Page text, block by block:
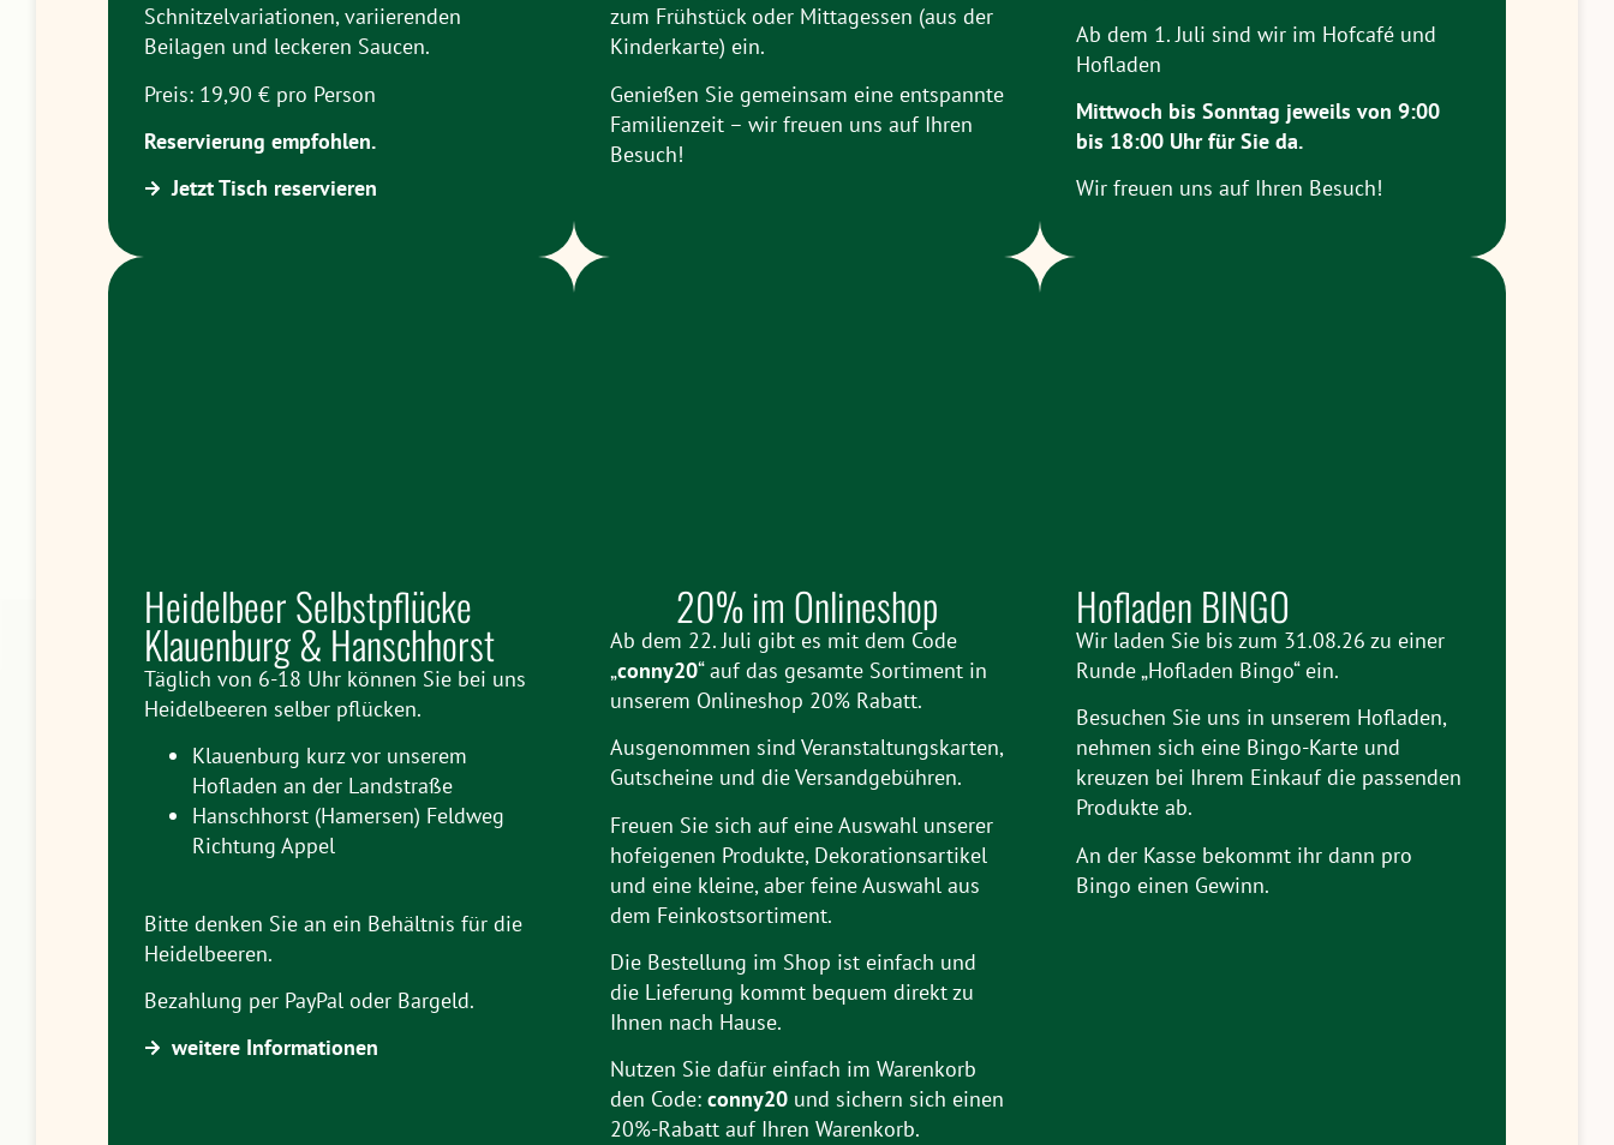
Schnitzelvariationen, variierenden
Beilagen und leckeren Saucen.
Preis: 19,90 € pro Person
Reservierung empfohlen.
Jetzt Tisch reservieren
zum Frühstück oder Mittagessen (aus der
Kinderkarte) ein.
Genießen Sie gemeinsam eine entspannte
Familienzeit – wir freuen uns auf Ihren
Besuch!
Ab dem 1. Juli sind wir im Hofcafé und
Hofladen
Mittwoch bis Sonntag jeweils von 9:00
bis 18:00 Uhr für Sie da.
Wir freuen uns auf Ihren Besuch!
Heidelbeer Selbstpflücke
Klauenburg & Hanschhorst
Täglich von 6-18 Uhr können Sie bei uns
Heidelbeeren selber pflücken.
Klauenburg kurz vor unserem
Hofladen an der Landstraße
Hanschhorst (Hamersen) Feldweg
Richtung Appel
Bitte denken Sie an ein Behältnis für die
Heidelbeeren.
Bezahlung per PayPal oder Bargeld.
weitere Informationen
20% im Onlineshop
Ab dem 22. Juli gibt es mit dem Code
„conny20“ auf das gesamte Sortiment in
unserem Onlineshop 20% Rabatt.
Ausgenommen sind Veranstaltungskarten,
Gutscheine und die Versandgebühren.
Freuen Sie sich auf eine Auswahl unserer
hofeigenen Produkte, Dekorationsartikel
und eine kleine, aber feine Auswahl aus
dem Feinkostsortiment.
Die Bestellung im Shop ist einfach und
die Lieferung kommt bequem direkt zu
Ihnen nach Hause.
Nutzen Sie dafür einfach im Warenkorb
den Code: conny20 und sichern sich einen
20%-Rabatt auf Ihren Warenkorb.
Hofladen BINGO
Wir laden Sie bis zum 31.08.26 zu einer
Runde „Hofladen Bingo“ ein.
Besuchen Sie uns in unserem Hofladen,
nehmen sich eine Bingo-Karte und
kreuzen bei Ihrem Einkauf die passenden
Produkte ab.
An der Kasse bekommt ihr dann pro
Bingo einen Gewinn.